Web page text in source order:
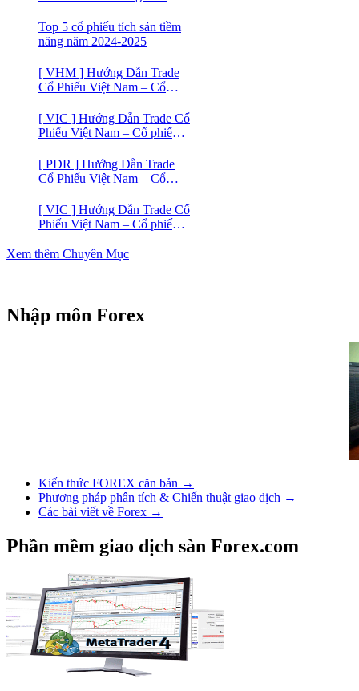
Cổ phiếu BĐS Licogi 14
Top 5 cổ phiếu tích sản tiềm
năng năm 2024-2025
[ VHM ] Hướng Dẫn Trade
Cổ Phiếu Việt Nam – Cổ
[ VIC ] Hướng Dẫn Trade Cổ
Phiếu Việt Nam – Cổ phiếu
[ PDR ] Hướng Dẫn Trade
Cổ Phiếu Việt Nam – Cổ
[ VIC ] Hướng Dẫn Trade Cổ
Phiếu Việt Nam – Cổ phiếu
Xem thêm Chuyên Mục
Nhập môn Forex
Kiến thức FOREX căn bản →
Phương pháp phân tích & Chiến thuật giao dịch →
Các bài viết về Forex →
Phần mềm giao dịch sàn Forex.com